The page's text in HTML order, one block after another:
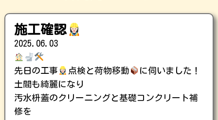
施工確認
2025.06.03
先日の工事 点検と荷物移動
に伺いました！
土間も綺麗になり
汚水枡蓋のクリーニングと基礎コンクリート補
修を